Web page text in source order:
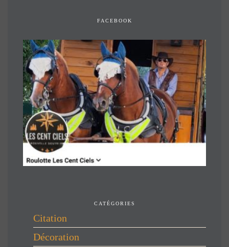
FACEBOOK
CATÉGORIES
Citation
Décoration